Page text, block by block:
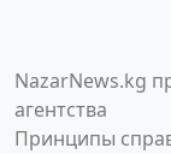
NazarNews.kg
агентства
Принципы